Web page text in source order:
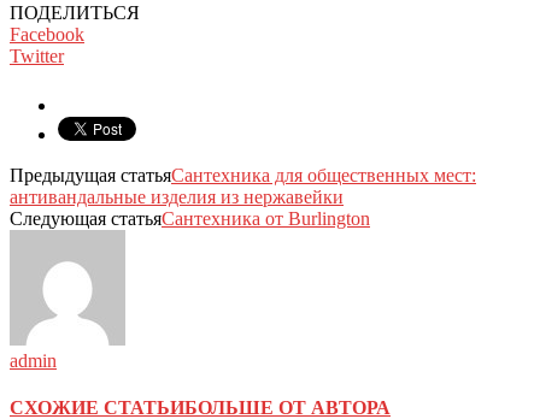
ПОДЕЛИТЬСЯ
Facebook
Twitter
Предыдущая статьяСантехника для общественных мест:
антивандальные изделия из нержавейки
Следующая статьяСантехника от Burlington
admin
СХОЖИЕ СТАТЬИБОЛЬШЕ ОТ АВТОРА